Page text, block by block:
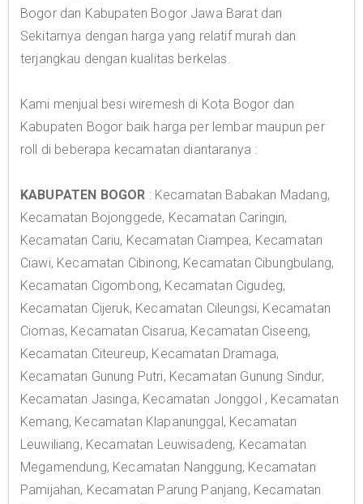
Bogor dan Kabupaten Bogor Jawa Barat dan
Sekitarnya dengan harga yang relatif murah dan
terjangkau dengan kualitas berkelas.
Kami menjual besi wiremesh di Kota Bogor dan
Kabupaten Bogor baik harga per lembar maupun per
roll di beberapa kecamatan diantaranya :
KABUPATEN BOGOR : Kecamatan Babakan Madang,
Kecamatan Bojonggede, Kecamatan Caringin,
Kecamatan Cariu, Kecamatan Ciampea, Kecamatan
Ciawi, Kecamatan Cibinong, Kecamatan Cibungbulang,
Kecamatan Cigombong, Kecamatan Cigudeg,
Kecamatan Cijeruk, Kecamatan Cileungsi, Kecamatan
Ciomas, Kecamatan Cisarua, Kecamatan Ciseeng,
Kecamatan Citeureup, Kecamatan Dramaga,
Kecamatan Gunung Putri, Kecamatan Gunung Sindur,
Kecamatan Jasinga, Kecamatan Jonggol , Kecamatan
Kemang, Kecamatan Klapanunggal, Kecamatan
Leuwiliang, Kecamatan Leuwisadeng, Kecamatan
Megamendung, Kecamatan Nanggung, Kecamatan
Pamijahan, Kecamatan Parung Panjang, Kecamatan